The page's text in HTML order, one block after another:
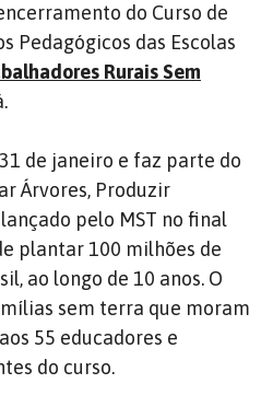
do Curso de
Pedagógicos das Escolas
Rurais Sem
de janeiro e faz parte do
Árvores, Produzir
pelo MST no final
plantar 100 milhões de
ao longo de 10 anos. O
sem terra que moram
55 educadores e
do curso.